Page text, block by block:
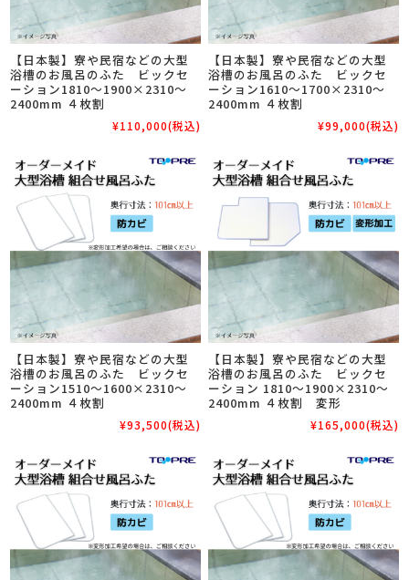
【日本製】寮や民宿などの大型
浴槽のお風呂のふた ビックセ
ーション1810～1900×2310～
2400mm ４枚割
¥110,000(税込)
【日本製】寮や民宿などの大型
浴槽のお風呂のふた ビックセ
ーション1610～1700×2310～
2400mm ４枚割
¥99,000(税込)
【日本製】寮や民宿などの大型
浴槽のお風呂のふた ビックセ
ーション1510～1600×2310～
2400mm ４枚割
¥93,500(税込)
【日本製】寮や民宿などの大型
浴槽のお風呂のふた ビックセ
ーション 1810～1900×2310～
2400mm ４枚割 変形
¥165,000(税込)